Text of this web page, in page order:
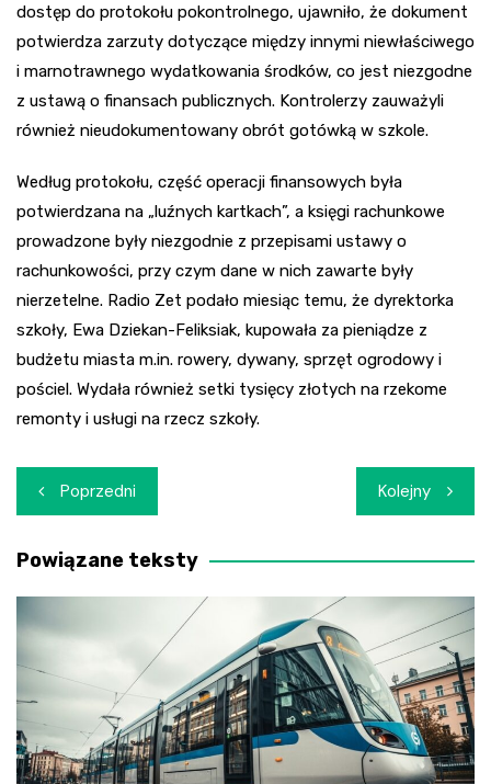
dostęp do protokołu pokontrolnego, ujawniło, że dokument
potwierdza zarzuty dotyczące między innymi niewłaściwego
i marnotrawnego wydatkowania środków, co jest niezgodne
z ustawą o finansach publicznych. Kontrolerzy zauważyli
również nieudokumentowany obrót gotówką w szkole.
Według protokołu, część operacji finansowych była
potwierdzana na „luźnych kartkach”, a księgi rachunkowe
prowadzone były niezgodnie z przepisami ustawy o
rachunkowości, przy czym dane w nich zawarte były
nierzetelne. Radio Zet podało miesiąc temu, że dyrektorka
szkoły, Ewa Dziekan-Feliksiak, kupowała za pieniądze z
budżetu miasta m.in. rowery, dywany, sprzęt ogrodowy i
pościel. Wydała również setki tysięcy złotych na rzekome
remonty i usługi na rzecz szkoły.
Nawigacja
wpisu
Poprzedni Kolejny
Powiązane teksty